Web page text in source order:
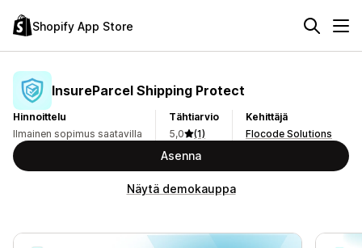
Shopify App Store
InsureParcel Shipping Protect
Hinnoittelu
Ilmainen sopimus saatavilla
Tähtiarvio
5,0
(1)
Kehittäjä
Flocode Solutions
Asenna
Näytä demokauppa